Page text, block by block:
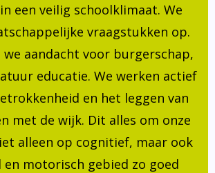
een veilig schoolklimaat. We
vraagstukken op.
we aandacht voor burgerschap,
educatie. We werken actief
en het leggen van
met de wijk. Dit alles om onze
alleen op cognitief, maar ook
en motorisch gebied zo goed